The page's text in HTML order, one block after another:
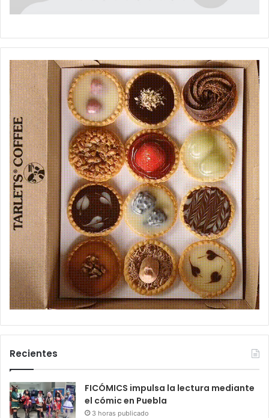
Recientes
FICÓMICS impulsa la lectura mediante
el cómic en Puebla
3 horas publicado